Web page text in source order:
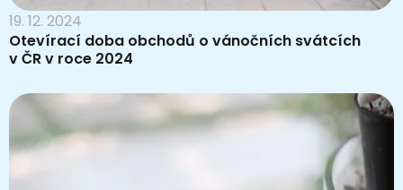
19. 12. 2024
Otevírací doba obchodů o vánočních svátcích
v ČR v roce 2024